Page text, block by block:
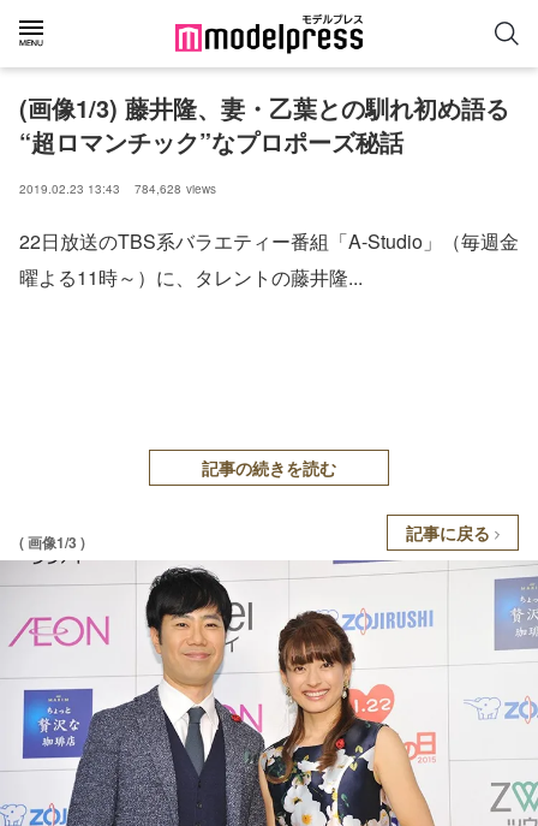
(画像1/3) 藤井隆、妻・乙葉との馴れ初め語る
“超ロマンチック”なプロポーズ秘話
2019.02.23 13:43 784,628 views
22日放送のTBS系バラエティー番組「A-Studio」（毎週金
曜よる11時～）に、タレントの藤井隆...
記事の続きを読む
( 画像1/3 ) 記事に戻る